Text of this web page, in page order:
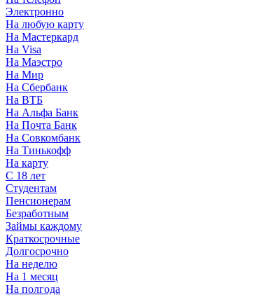
Электронно
На любую карту
На Мастеркард
На Visa
На Маэстро
На Мир
На Сбербанк
На ВТБ
На Альфа Банк
На Почта Банк
На Совкомбанк
На Тинькофф
На карту
С 18 лет
Студентам
Пенсионерам
Безработным
Займы каждому
Краткосрочные
Долгосрочно
На неделю
На 1 месяц
На полгода